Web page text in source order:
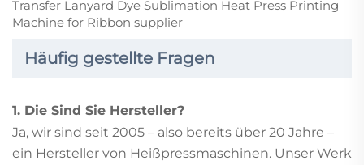
Häufig gestellte Fragen
1. Die Sind Sie Hersteller?
Ja, wir sind seit 2005 – also bereits über 20 Jahre –
ein Hersteller von Heißpressmaschinen. Unser Werk